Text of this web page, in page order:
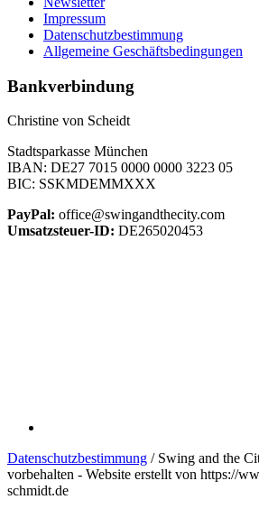
Impressum
Datenschutzbestimmung
Allgemeine Geschäftsbedingungen
Bankverbindung
Christine von Scheidt
Stadtsparkasse München
IBAN: DE27 7015 0000 0000 3223 05
BIC: SSKMDEMMXXX
PayPal: office@swingandthecity.com
Umsatzsteuer-ID: DE265020453
Datenschutzbestimmung / Swing and the
vorbehalten - Website erstellt von https://
schmidt.de